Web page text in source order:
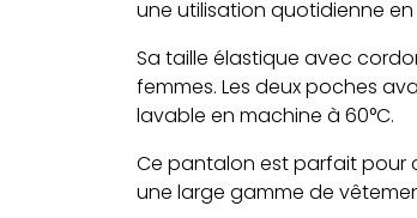
une utilisation quotidienne
Sa taille élastique avec
femmes. Les deux poches
lavable en machine à 60°C.
Ce pantalon est parfait pour
une large gamme de